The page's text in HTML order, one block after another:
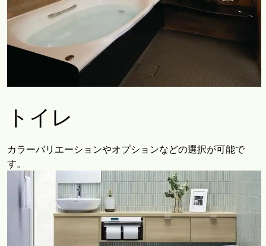
トイレ
カラーバリエーションやオプションなどの選択が可能で
す。